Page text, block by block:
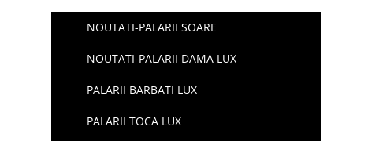
NOUTATI-PALARII SOARE
NOUTATI-PALARII DAMA LUX
PALARII BARBATI LUX
PALARII TOCA LUX